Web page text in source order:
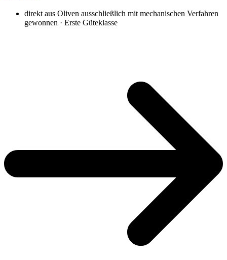
direkt aus Oliven ausschließlich mit mechanischen Verfahren
gewonnen · Erste Güteklasse